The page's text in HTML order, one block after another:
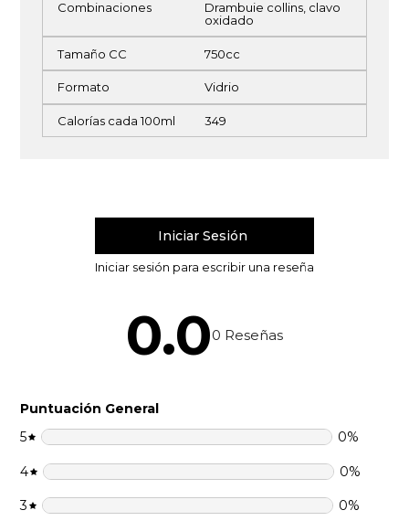
Combinaciones
Drambuie collins, clavo
oxidado
Tamaño CC 750cc
Formato Vidrio
Calorías cada 100ml 349
0.00 Reseñas
Puntuación General
5
0%
4 0%
3 0%